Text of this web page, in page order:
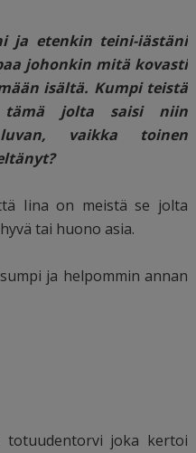
ja etenkin teini-iästäni
johonkin mitä kovasti
isältä. Kumpi teistä
tämä jolta saisi niin
vaikka toinen
Iina on meistä se jolta
tai huono asia.
ja helpommin annan
totuudentorvi joka kertoi